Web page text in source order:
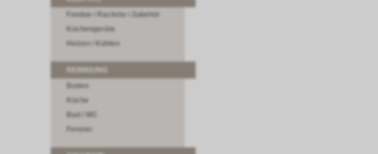
Fondue / Raclette / Zubehör
Küchengeräte
Heizen / Kühlen
REINIGUNG
Boden
Küche
Bad / WC
Fenster